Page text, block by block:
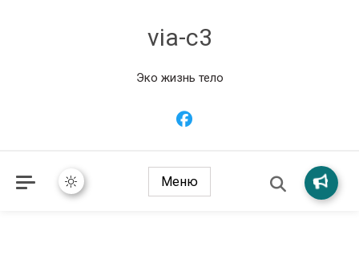
via-c3
Эко жизнь тело
Меню